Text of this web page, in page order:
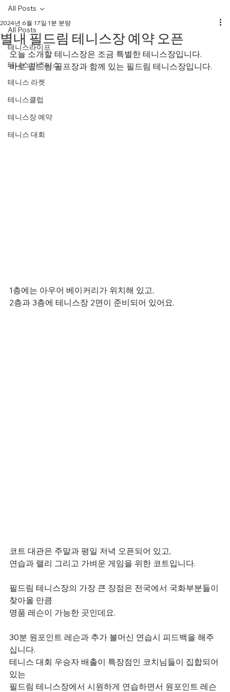
All Posts
테니스라이프
테니스 비즈니스
테니스 라켓
테니스클럽
테니스장 예약
테니스 대회
All Posts
별내 필드림 테니스장 예약 오픈
2024년 6월 17일 1분 분량
오늘 소개할 테니스장은 조금 특별한 테니스장입니다.
바로 필드림 골프장과 함께 있는 필드림 테니스장입니다.
1층에는 아우어 베이커리가 위치해 있고,
2층과 3층에 테니스장 2면이 준비되어 있어요.
코트 대관은 주말과 평일 저녁 오픈되어 있고,
연습과 랠리 그리고 가벼운 게임을 위한 코트입니다.
필드림 테니스장의 가장 큰 장점은 전국에서 국화부분들이
찾아올 만큼
명품 레슨이 가능한 곳인데요.
30분 원포인트 레슨과 추가 볼머신 연습시 피드백을 해주
십니다.
테니스 대회 우승자 배출이 특장점인 코치님들이 집합되어
있는
필드림 테니스장에서 시원하게 연습하면서 원포인트 레슨